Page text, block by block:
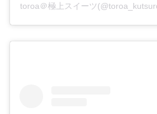
toroa＠極上スイーツ